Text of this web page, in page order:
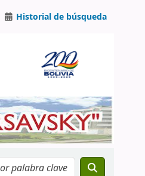
Historial de búsqueda